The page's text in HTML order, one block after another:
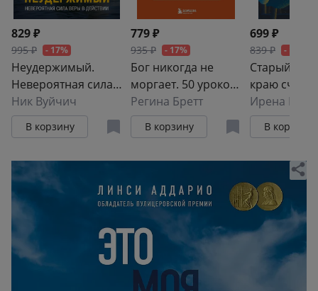
829 ₽
995 ₽ - 17%
Неудержимый.
Невероятная сила
веры в действии
Ник Вуйчич
В корзину
779 ₽
935 ₽ - 17%
Бог никогда не
моргает. 50 уроков,
которые изменят
твою жизнь (15-е
издание)
Регина Бретт
В корзину
699 ₽
839 ₽ - 17%
Старый
краю
Ирена
В корзину